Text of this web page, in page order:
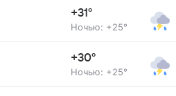
+31°
Ночью: +25°
+30°
Ночью: +25°